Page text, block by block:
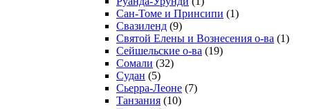
Сан-Томе и Принсипи (1)
Свазиленд (9)
Святой Елены и Вознесения о-ва (1)
Сейшельские о-ва (19)
Сомали (32)
Судан (5)
Сьерра-Леоне (7)
Танзания (10)